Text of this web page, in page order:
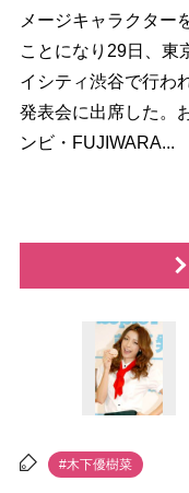
メージキャラクター
ことになり29日、東
イシティ渋谷で行わ
発表会に出席した。
ンビ・FUJIWARA...
#木下優樹菜